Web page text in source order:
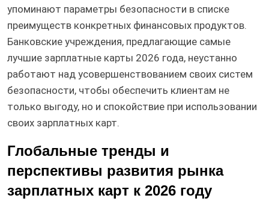
упоминают параметры безопасности в списке
преимуществ конкретных финансовых продуктов.
Банковские учреждения, предлагающие самые
лучшие зарплатные карты 2026 года, неустанно
работают над усовершенствованием своих систем
безопасности, чтобы обеспечить клиентам не
только выгоду, но и спокойствие при использовании
своих зарплатных карт.
Глобальные тренды и
перспективы развития рынка
зарплатных карт к 2026 году